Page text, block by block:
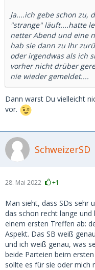
Ja....ich gebe schon zu,
"strange" läuft....hatte
netter Abend und eine
hab sie dann zu Ihr
oder irgendwas als ich
vorher nicht drüber
nie wieder gemeldet....
Dann warst Du vielleicht
vor.
SchweizerSD
28. Mai 2022 +1
Man sieht, dass SDs sehr
das schon recht lange
einem ersten Treffen ab:
Aspekt. Das SB weiß
und ich weiß genau, was
beide Parteien beim
sollte es für sie oder mich